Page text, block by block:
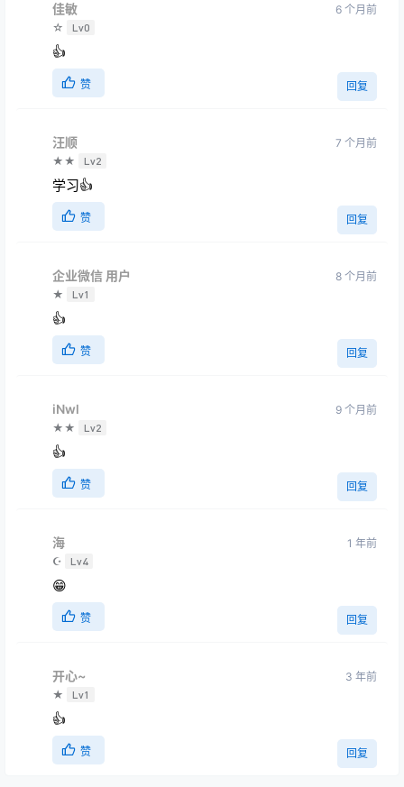
佳敏
☆ Lv0
6 个月前
👍
赞 回复
汪顺
★★ Lv2
7 个月前
学习👍
赞 回复
企业微信 用户
★ Lv1
8 个月前
👍
赞 回复
iNwl
★★ Lv2
9 个月前
👍
赞 回复
海
☪ Lv4
1 年前
😁
赞 回复
开心~
★ Lv1
3 年前
👍
赞 回复